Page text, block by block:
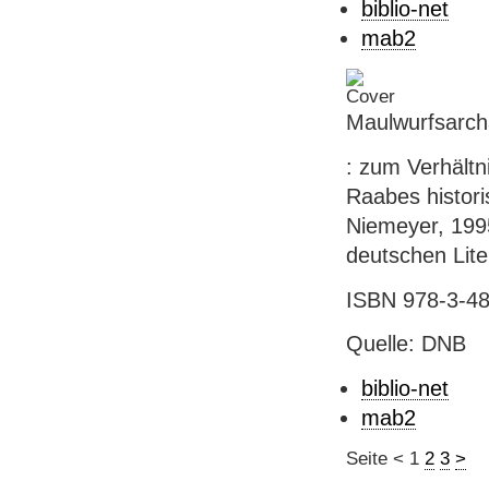
biblio-net
mab2
: zum
Raabes
Niemeyer,
deutschen
ISBN 978-3-
Quelle: DNB
biblio-net
mab2
Seite < 1 2 3 >